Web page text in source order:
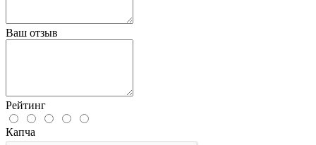
Ваш отзыв
Рейтинг
Капча